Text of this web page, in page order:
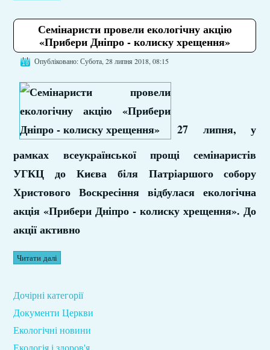
Семінаристи провели екологічну акцію
«Прибери Дніпро - колиску хрещення»
Опубліковано: Субота, 28 липня 2018, 08:15
27 липня, у
рамках всеукраїнської прощі семінаристів
УГКЦ до Києва біля Патріаршого собору
Христового Воскресіння відбулася екологічна
акція «Прибери Дніпро - колиску хрещення». До
акції активно
Читати далі
Дочірні категорії
Документи Церкви
Екологічні новини
Екологія і здоров'я